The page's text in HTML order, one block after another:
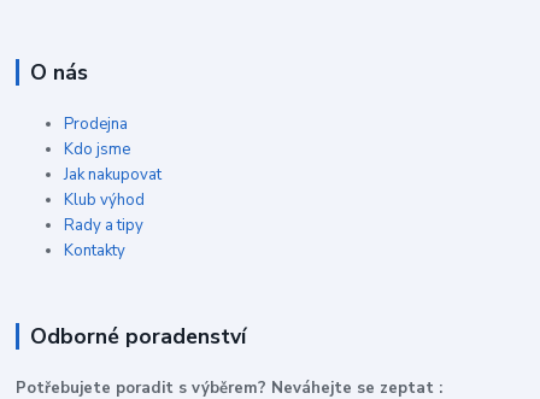
O nás
Prodejna
Kdo jsme
Jak nakupovat
Klub výhod
Rady a tipy
Kontakty
Odborné poradenství
Potřebujete poradit s výběrem? Neváhejte se zeptat :